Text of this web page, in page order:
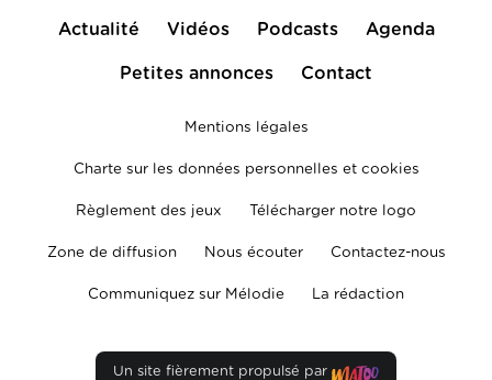
Actualité Vidéos Podcasts Agenda
Petites annonces Contact
Mentions légales
Charte sur les données personnelles et cookies
Règlement des jeux Télécharger notre logo
Zone de diffusion Nous écouter Contactez-nous
Communiquez sur Mélodie La rédaction
Un site fièrement propulsé par